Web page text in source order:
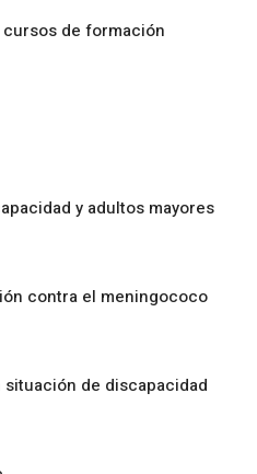
de formación
y adultos mayores
contra el meningococo
situación de discapacidad